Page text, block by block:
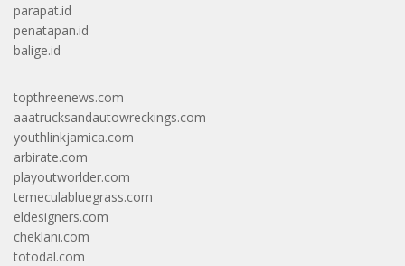
parapat.id
penatapan.id
balige.id
topthreenews.com
aaatrucksandautowreckings.com
youthlinkjamica.com
arbirate.com
playoutworlder.com
temeculabluegrass.com
eldesigners.com
cheklani.com
totodal.com